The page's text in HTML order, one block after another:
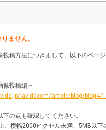
ません。
投稿方法につきまして、以下のペー
投稿編～
lavidacom/article/blog/blog4/
の点も確認してください。
、横幅2000ピクセル未満、5MB以